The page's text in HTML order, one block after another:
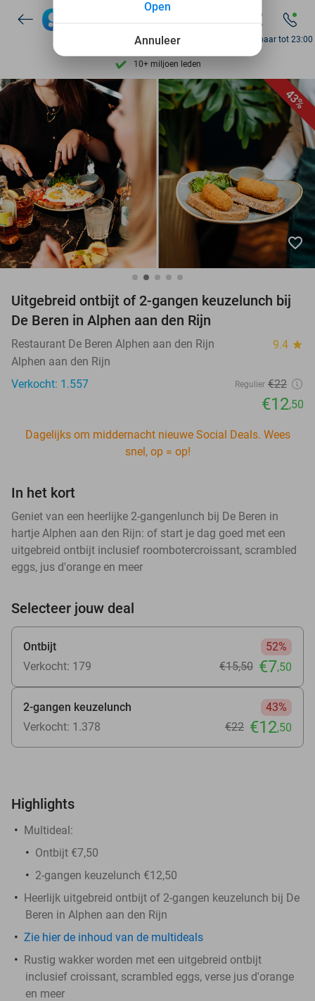
7 dagen per week beschikbaar
10+ miljoen leden
9,4 op basis van
Ontdek 15.000+ deals
7 dagen per week beschikbaar
10+ miljoen leden
Bereikbaar tot 23:00
43%
favorite_border
Uitgebreid ontbijt of 2-gangen keuzelunch bij
De Beren in Alphen aan den Rijn
Restaurant De Beren Alphen aan den Rijn 9.4 star
Alphen aan den Rijn
Verkocht: 1.557
Regulier €22
€12,50
Dagelijks om middernacht nieuwe Social Deals. Wees
snel, op = op!
In het kort
Geniet van een heerlijke 2-gangenlunch bij De Beren in
hartje Alphen aan den Rijn: of start je dag goed met een
uitgebreid ontbijt inclusief roombotercroissant, scrambled
eggs, jus d'orange en meer
Selecteer jouw deal
Ontbijt
52%
Verkocht: 179
€15,50 €7,50
2-gangen keuzelunch
43%
Verkocht: 1.378
€22 €12,50
Highlights
Multideal:
Ontbijt €7,50
2-gangen keuzelunch €12,50
Heerlijk uitgebreid ontbijt of 2-gangen keuzelunch bij De
Beren in Alphen aan den Rijn
Zie hier de inhoud van de multideals
Rustig wakker worden met een uitgebreid ontbijt
inclusief croissant, scrambled eggs, verse jus d'orange
en meer
Annuleer
Open